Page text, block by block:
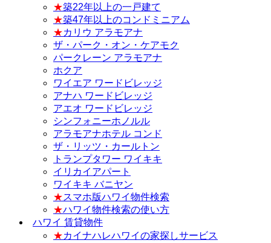
★築22年以上の一戸建て
★築47年以上のコンドミニアム
★カリウ アラモアナ
ザ・パーク・オン・ケアモク
パークレーン アラモアナ
ホクア
ワイエア ワードビレッジ
アナハ ワードビレッジ
アエオ ワードビレッジ
シンフォニーホノルル
アラモアナホテル コンド
ザ・リッツ・カールトン
トランプタワー ワイキキ
イリカイアパート
ワイキキ バニヤン
★スマホ版ハワイ物件検索
★ハワイ物件検索の使い方
ハワイ 賃貸物件
★カイナハレハワイの家探しサービス